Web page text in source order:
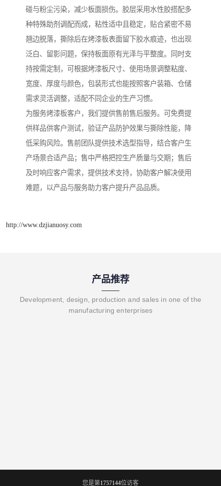
碰与粉尘污染，减少板面损伤。胶层采用水性胶搭配多
种特殊助剂调配而成，粘性适中且稳定，贴合紧密不易
翘边脱落，撕除后在烤漆板表面留下胶水痕迹，也出现
泛白、留影问题，保持板面原有光泽与平整度。同时支
持按需定制，可根据烤漆板尺寸、使用场景调整粘度、
宽度、厚度与颜色，包装形式也能按照客户装箱、仓储
需求灵活调整，适配不同企业的生产习惯。
为服务烤漆板客户，我们提供售前售后服务。可免费提
供样品供客户测试，验证产品防护效果与撕除性能，降
低采购风险。售前团队提供技术选型指导，结合客户生
产场景合适产品；售中严格把控生产质量与交期；售后
及时响应客户需求，提供技术支持，协助客户解决使用
难题，以产品与服务助力客户提升产品品质。
http://www.dzjianuosy.com
产品推荐
Development, design, production and sales in one of the
manufacturing enterprises
您是第1757144位访客